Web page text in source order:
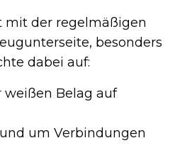
mit der regelmäßigen
besonders
dabei auf:
weißen Belag auf
um Verbindungen